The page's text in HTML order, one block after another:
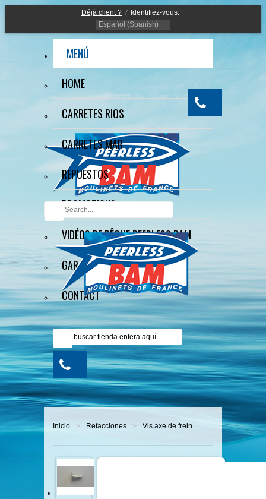
Déjà client ? /
Identifiez-vous.
Español (Spanish)
MENÚ
HOME
CARRETES RIOS
CARRETES MAR
REPUESTOS
PROMOTIONS
VIDÉOS DE PÊCHE PEERLESS BAM
GARANTÍA
CONTACT
Inicio > Refacciones > Vis axe de frein